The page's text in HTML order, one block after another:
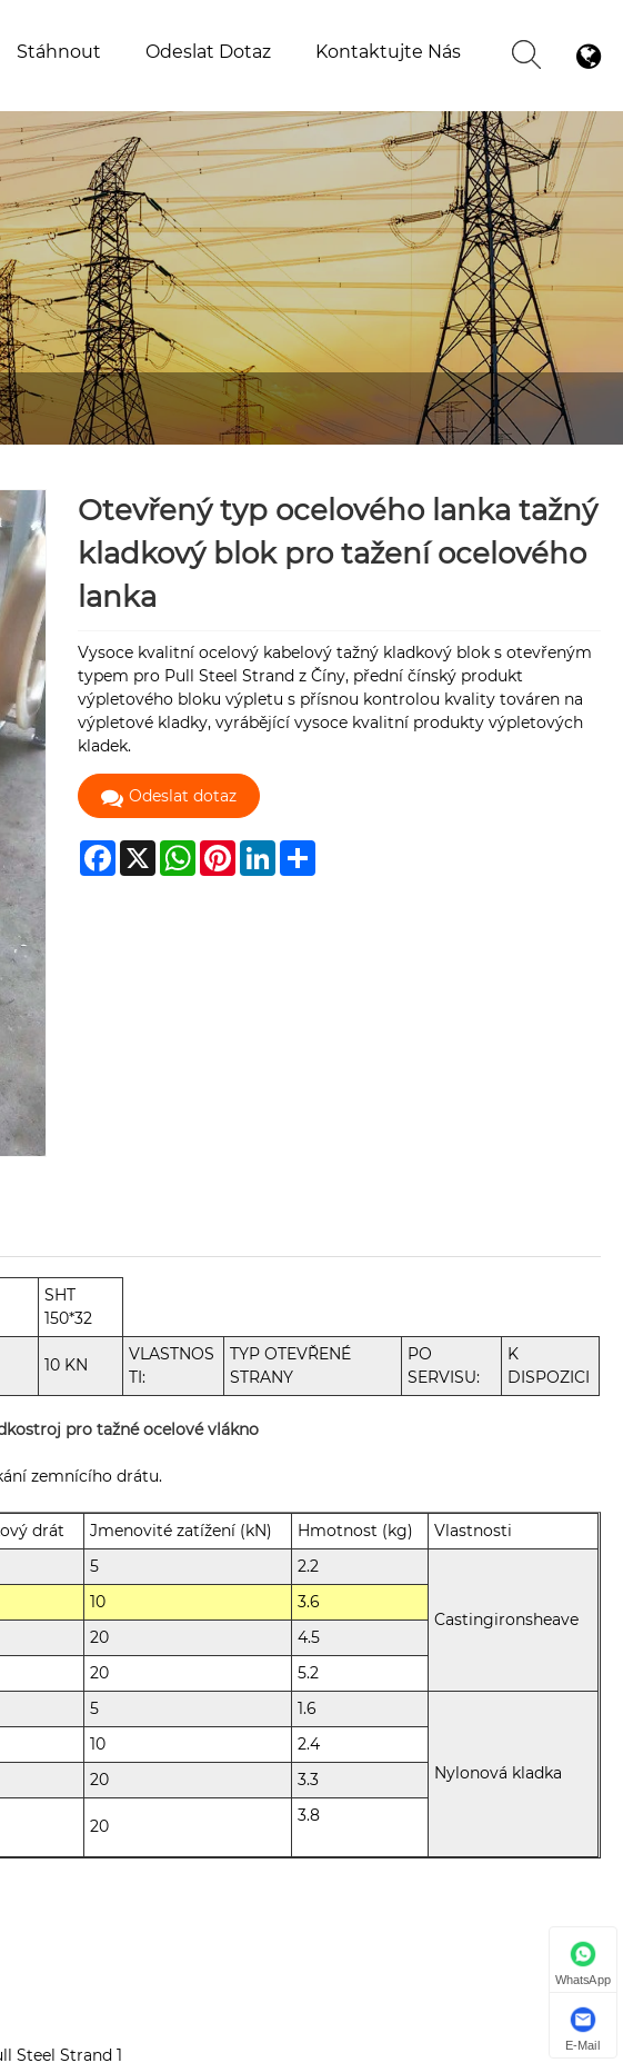
Stáhnout Odeslat Dotaz Kontaktujte Nás
Otevřený typ ocelového lanka tažný
kladkový blok pro tažení ocelového
lanka
Vysoce kvalitní ocelový kabelový tažný kladkový blok s otevřeným
typem pro Pull Steel Strand z Číny, přední čínský produkt
výpletového bloku výpletu s přísnou kontrolou kvality továren na
výpletové kladky, vyrábějící vysoce kvalitní produkty výpletových
kladek.
Odeslat dotaz
Facebook
X WhatsApp
PinterestLinkedInShare
SHT
150*32
10 KN
VLASTNOS
TI:
TYP OTEVŘENÉ
STRANY
PO
SERVISU:
K
DISPOZICI
pro tažné ocelové vlákno
zemnícího drátu.
drát Jmenovité zatížení (kN) Hmotnost (kg)
Vlastnosti
5 2.2
Castingironsheave
10
3.6
20
4.5
20
5.2
5 1.6
Nylonová kladka
10
2.4
20 3.3
20
3.8
WhatsApp
E-Mail